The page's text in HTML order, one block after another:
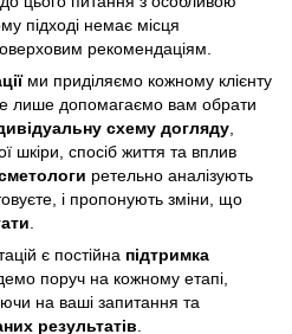
підході немає місця
рекомендаціям.
ми приділяємо кожному клієнту
лише допомагаємо вам обрати
схему догляду,
шкіри, спосіб життя та вплив
ретельно аналізують
і пропонують зміни, що
.
є постійна підтримка
поруч на кожному етапі,
на ваші запитання та
результатів.